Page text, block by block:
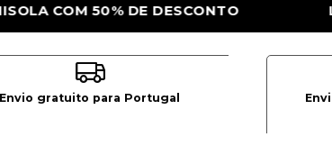
LEVA A 2ª CAMISOLA COM 50% DE
Envio gratuito para Portugal